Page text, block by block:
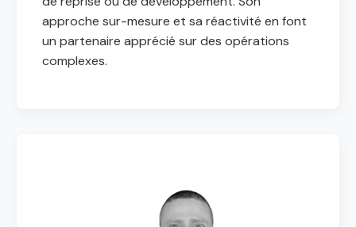
approche sur-mesure et sa réactivité en font
un partenaire apprécié sur des opérations
complexes.